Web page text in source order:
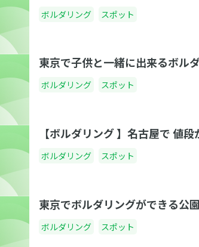
ボルダリング スポット
東京で子供と一緒に出来るボル
ボルダリング スポット
【ボルダリング 】名古屋で 値
ボルダリング スポット
東京でボルダリングができる公園
ボルダリング スポット